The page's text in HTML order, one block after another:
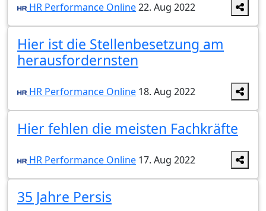
HR Performance Online22. Aug 2022
Hier ist die Stellenbesetzung am
herausfordernsten
HR Performance Online 18. Aug 2022
Hier fehlen die meisten Fachkräfte
HR Performance Online 17. Aug 2022
35 Jahre Persis